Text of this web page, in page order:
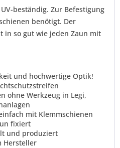
*
sind Pflichtfelder.
beständig. Zur Befestigung
benötigt. Der
in so gut wie jeden Zaun mit
und hochwertige Optik!
ohne Werkzeug in Legi,
mit Klemmschienen
fixiert
und produziert
Hersteller